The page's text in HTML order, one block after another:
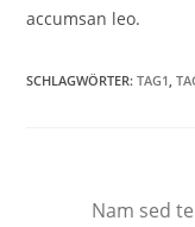
accumsan leo.
SCHLAGWÖRTER:TAG1,
Nam sed